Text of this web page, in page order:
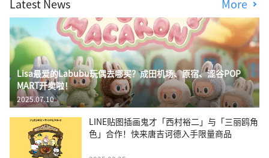
Latest News More
Lisa最爱的Labubu玩偶去哪买？成田机场、原宿、涩谷POP
MART开卖啦！
2025.07.10
LINE贴图插画鬼才「西村裕二」与「三丽鸥角
色」合作！快来唐吉诃德入手限量商品